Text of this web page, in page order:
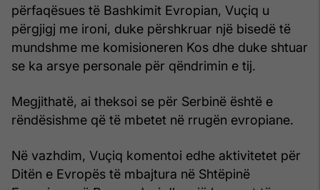
përfaqësues të Bashkimit Evropian, Vuçiq u
përgjigj me ironi, duke përshkruar një bisedë të
mundshme me komisioneren Kos dhe duke shtuar
se ka arsye personale për qëndrimin e tij.
Megjithatë, ai theksoi se për Serbinë është e
rëndësishme që të mbetet në rrugën evropiane.
Në vazhdim, Vuçiq komentoi edhe aktivitetet për
Ditën e Evropës të mbajtura në Shtëpinë